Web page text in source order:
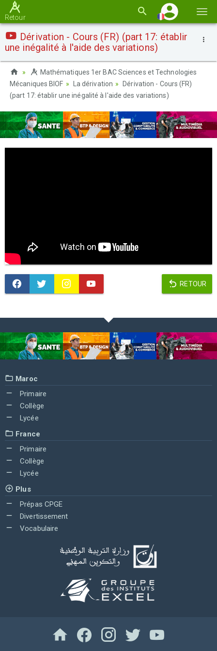
la
Retour
Dérivation - Cours (FR) (part 17: établir
une inégalité à l'aide des variations)
Mathématiques 1er BAC Sciences et Technologies
Mécaniques BIOF
La dérivation
Dérivation - Cours (FR)
(part 17: établir une inégalité à l'aide des variations)
RETOUR
Maroc
Primaire
Collège
Lycée
France
Primaire
Collège
Lycée
Plus
Prépas CPGE
Divertissement
Vocabulaire